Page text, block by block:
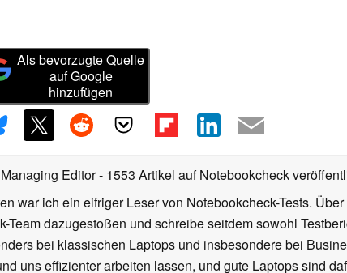
Als bevorzugte Quelle
auf Google
hinzufügen
Editor- 1553 Artikel auf Notebookcheck
war ich ein eifriger Leser von Notebookcheck-Tests.
Team dazugestoßen und schreibe seitdem sowohl
bei klassischen Laptops und insbesondere bei
uns effizienter arbeiten lassen, und gute Laptops sind